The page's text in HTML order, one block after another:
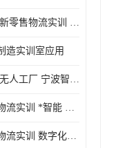
精细化 中山新零售物流实训 数字化赋能
造实训室应用
工业4.0智能无人工厂 宁波智能制造仿真项目
广东新零售物流实训 *智能 实战演练型
肇庆新零售物流实训 数字化赋能 创新实践